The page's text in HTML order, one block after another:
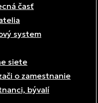
časť
system
siete
o zamestnanie
bývalí